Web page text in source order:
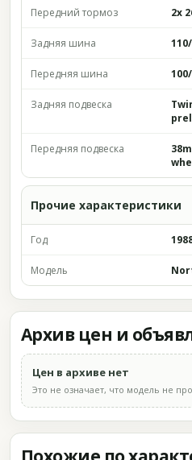
Передний тормоз 2x
Задняя шина
Передняя шина
Задняя подвеска
Передняя подвеска
Прочие характеристики
Год
Модель
Архив цен и
Цен в архиве нет
Это не означает, что модель не